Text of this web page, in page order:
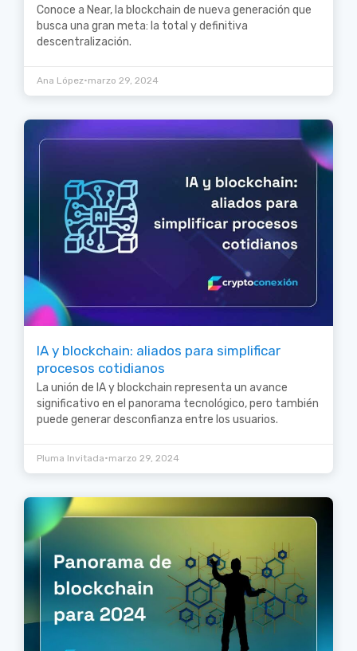
Conoce a Near, la blockchain de nueva generación que
busca una gran meta: la total y definitiva
descentralización.
Ana López•marzo 29, 2024
IA y blockchain: aliados para simplificar
procesos cotidianos
La unión de IA y blockchain representa un avance
significativo en el panorama tecnológico, pero también
puede generar desconfianza entre los usuarios.
Pluma Invitada•marzo 29, 2024